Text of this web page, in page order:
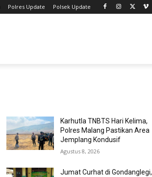
Polres Update Polsek Update
Karhutla TNBTS Hari Kelima,
Polres Malang Pastikan Area
Jemplang Kondusif
Agustus 8, 2026
Jumat Curhat di Gondanglegi,